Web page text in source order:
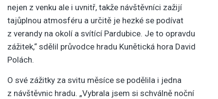
nejen z venku ale i uvnitř, takže návštěvníci zažijí
tajůplnou atmosféru a určitě je hezké se podívat
z verandy na okolí a svítící Pardubice. Je to opravdu
zážitek,“ sdělil průvodce hradu Kunětická hora David
Polách.
O své zážitky za svitu měsíce se podělila i jedna
z návštěvnic hradu. „Vybrala jsem si schválně noční